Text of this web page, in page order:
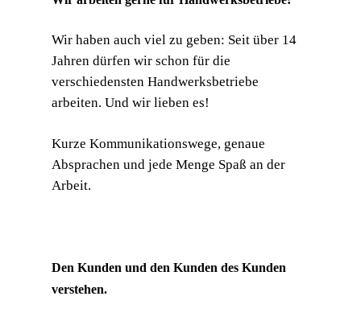
Wir haben auch viel zu geben: Seit über 14
Jahren dürfen wir schon für die
verschiedensten Handwerksbetriebe
arbeiten. Und wir lieben es!
Kurze Kommunikationswege, genaue
Absprachen und jede Menge Spaß an der
Arbeit.
Den Kunden und den Kunden des Kunden
verstehen.